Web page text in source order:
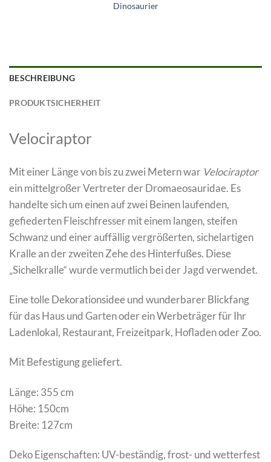
Dinosaurier
BESCHREIBUNG
PRODUKTSICHERHEIT
Velociraptor
Mit einer Länge von bis zu zwei Metern war Velociraptor
ein mittelgroßer Vertreter der Dromaeosauridae. Es
handelte sich um einen auf zwei Beinen laufenden,
gefiederten Fleischfresser mit einem langen, steifen
Schwanz und einer auffällig vergrößerten, sichelartigen
Kralle an der zweiten Zehe des Hinterfußes. Diese
„Sichelkralle“ wurde vermutlich bei der Jagd verwendet.
Eine tolle Dekorationsidee und wunderbarer Blickfang
für das Haus und Garten oder ein Werbeträger für Ihr
Ladenlokal, Restaurant, Freizeitpark, Hofladen oder Zoo.
Mit Befestigung geliefert.
Länge: 355 cm
Höhe: 150cm
Breite: 127cm
Deko Eigenschaften: UV-beständig, frost- und wetterfest